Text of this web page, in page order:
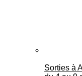
Sorties à